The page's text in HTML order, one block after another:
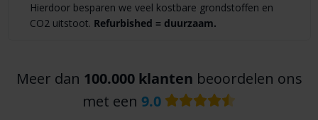
Hierdoor besparen we veel kostbare grondstoffen en
CO2 uitstoot. Refurbished = duurzaam.
Meer dan 100.000 klanten beoordelen ons
met een 9.0